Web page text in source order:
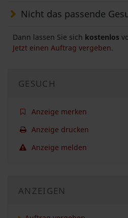
Nicht das passende
Dann lassen Sie sich kostenlos
Jetzt einen Auftrag vergeben.
GESUCH
Anzeige merken
Anzeige drucken
Anzeige melden
ANZEIGEN